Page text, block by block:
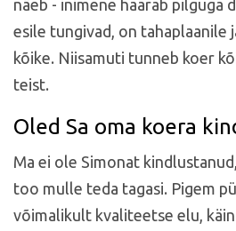
näeb - inimene haarab pilguga
esile tungivad, on tahaplaanile
kõike. Niisamuti tunneb koer
teist.
Oled Sa oma koera
Ma ei ole Simonat
too mulle teda tagasi. Pigem
võimalikult kvaliteetse elu,